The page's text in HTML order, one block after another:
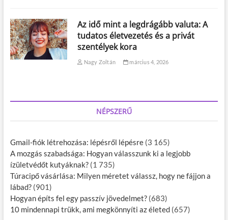
Az idő mint a legdrágább valuta: A
tudatos életvezetés és a privát
szentélyek kora
Nagy Zoltán március 4, 2026
NÉPSZERŰ
Gmail-fiók létrehozása: lépésről lépésre (3 165)
A mozgás szabadsága: Hogyan válasszunk ki a legjobb
ízületvédőt kutyáknak? (1 735)
Túracipő vásárlása: Milyen méretet válassz, hogy ne fájjon a
lábad? (901)
Hogyan építs fel egy passzív jövedelmet? (683)
10 mindennapi trükk, ami megkönnyíti az életed (657)